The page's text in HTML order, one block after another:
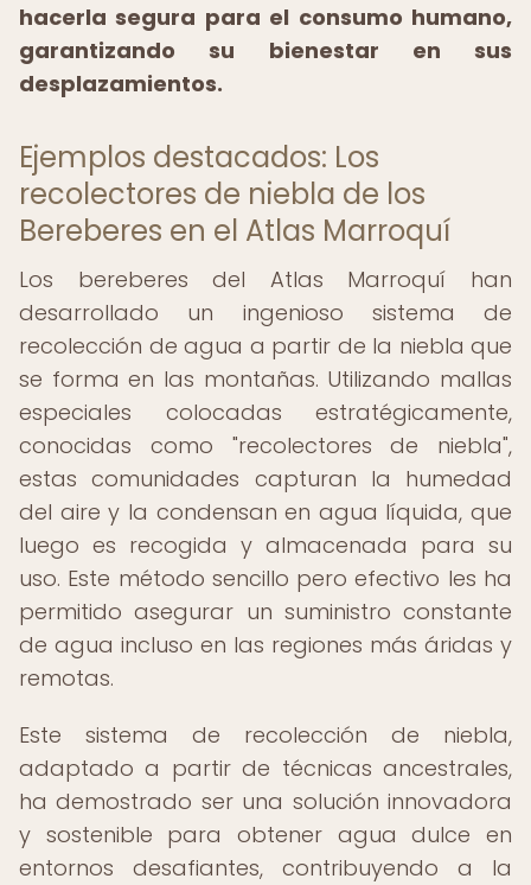
hacerla segura para el consumo humano,
garantizando su bienestar en sus
desplazamientos.
Ejemplos destacados: Los
recolectores de niebla de los
Bereberes en el Atlas Marroquí
Los bereberes del Atlas Marroquí han
desarrollado un ingenioso sistema de
recolección de agua a partir de la niebla que
se forma en las montañas. Utilizando mallas
especiales colocadas estratégicamente,
conocidas como "recolectores de niebla",
estas comunidades capturan la humedad
del aire y la condensan en agua líquida, que
luego es recogida y almacenada para su
uso. Este método sencillo pero efectivo les ha
permitido asegurar un suministro constante
de agua incluso en las regiones más áridas y
remotas.
Este sistema de recolección de niebla,
adaptado a partir de técnicas ancestrales,
ha demostrado ser una solución innovadora
y sostenible para obtener agua dulce en
entornos desafiantes, contribuyendo a la